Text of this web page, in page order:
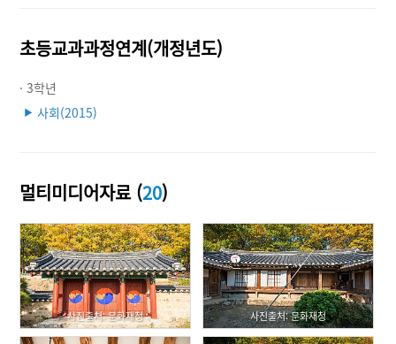
초등교과과정연계(개정년도)
· 3학년
▶ 사회(2015)
멀티미디어자료 (20)
사진출처: 문화재청 사진출처: 문화재청